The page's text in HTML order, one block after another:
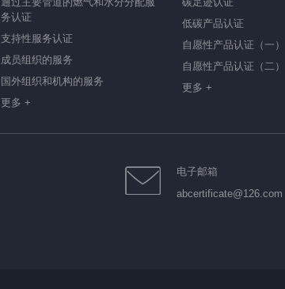
务认证
支持性服务认证
成员组织的服务
国外组织和机构的服务
更多 +
低碳产品认证
自愿性产品认证（一）
自愿性产品认证（二）
更多 +
电子邮箱
abcertificate@126.com